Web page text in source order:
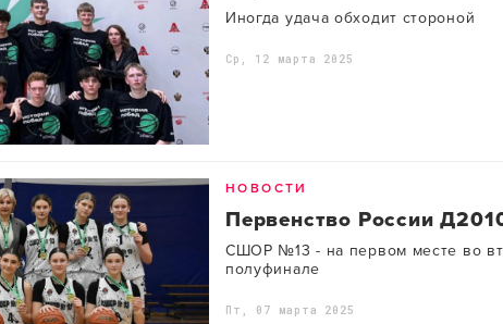
Иногда удача обходит стороной
Ср, 12 марта 2025
НОВОСТИ
Первенство России
СШОР №13 - на первом месте во
полуфинале
Пт, 07 марта 2025